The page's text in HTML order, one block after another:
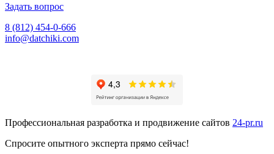
Задать вопрос
8 (812) 454-0-666
info@datchiki.com
Профессиональная разработка и продвижение сайтов 24-pr.ru
Спросите опытного эксперта прямо сейчас!